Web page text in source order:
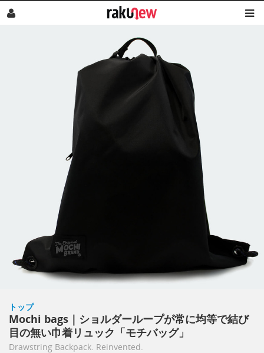
トップ
Mochi bags｜ショルダーループが常に均等で結び
目の無い巾着リュック「モチバッグ」
Drawstring Backpack. Reinvented.